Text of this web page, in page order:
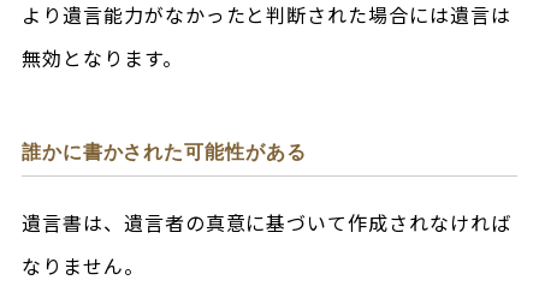
より遺言能力がなかったと判断された場合には遺言は
無効となります。
誰かに書かされた可能性がある
遺言書は、遺言者の真意に基づいて作成されなければ
なりません。